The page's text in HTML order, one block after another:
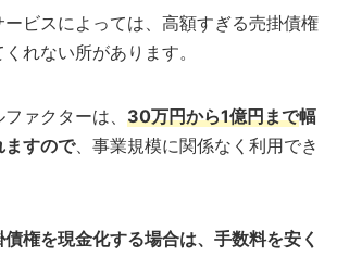
ビスによっては、高額すぎる売掛債権
れない所があります。
ァクターは、 30万円から1億円まで幅
ますので、事業規模に関係なく利用でき
権を現金化する場合は、手数料を安く